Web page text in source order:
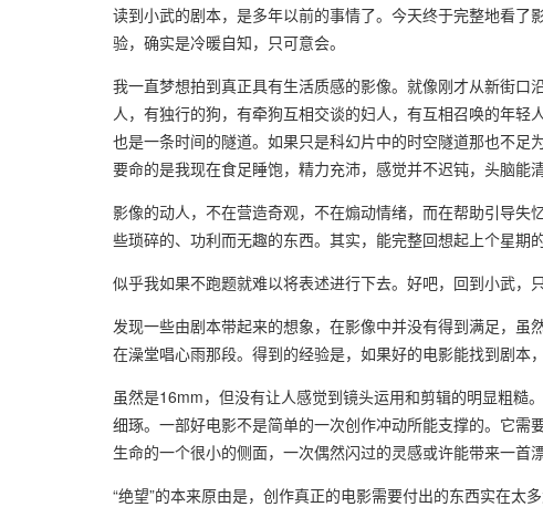
读到小武的剧本，是多年以前的事情了。今天终于完整地看
验，确实是冷暖自知，只可意会。
我一直梦想拍到真正具有生活质感的影像。就像刚才从新街
人，有独行的狗，有牵狗互相交谈的妇人，有互相召唤的年轻
也是一条时间的隧道。如果只是科幻片中的时空隧道那也不足
要命的是我现在食足睡饱，精力充沛，感觉并不迟钝，头脑能
影像的动人，不在营造奇观，不在煽动情绪，而在帮助引导
些琐碎的、功利而无趣的东西。其实，能完整回想起上个星期
似乎我如果不跑题就难以将表述进行下去。好吧，回到小武，
发现一些由剧本带起来的想象，在影像中并没有得到满足，
在澡堂唱心雨那段。得到的经验是，如果好的电影能找到剧本
虽然是16mm，但没有让人感觉到镜头运用和剪辑的明显粗糙
细琢。一部好电影不是简单的一次创作冲动所能支撑的。它需
生命的一个很小的侧面，一次偶然闪过的灵感或许能带来一首
“绝望”的本来原由是，创作真正的电影需要付出的东西实在